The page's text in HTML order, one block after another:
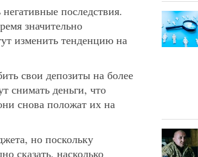
последствия.
значительно
изменить тенденцию на
свои депозиты на более
снимать деньги, что
снова положат их на
но поскольку
сказать, насколько